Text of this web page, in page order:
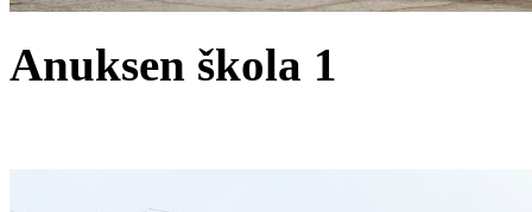
Anuksen škola 1